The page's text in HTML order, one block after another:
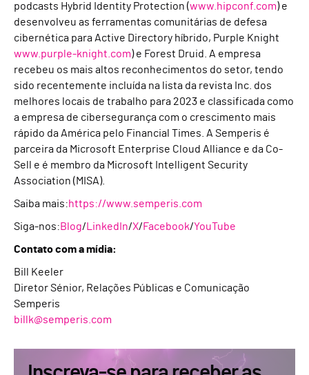
podcasts Hybrid Identity Protection (www.hipconf.com) e
desenvolveu as ferramentas comunitárias de defesa
cibernética para Active Directory híbrido, Purple Knight
www.purple-knight.com) e Forest Druid. A empresa
recebeu os mais altos reconhecimentos do setor, tendo
sido recentemente incluída na lista da revista Inc. dos
melhores locais de trabalho para 2023 e classificada como
a empresa de cibersegurança com o crescimento mais
rápido da América pelo Financial Times. A Semperis é
parceira da Microsoft Enterprise Cloud Alliance e da Co-
Sell e é membro da Microsoft Intelligent Security
Association (MISA).
Saiba mais:https://www.semperis.com
Siga-nos:Blog/ LinkedIn/X/Facebook/YouTube
Contato com a mídia:
Bill Keeler
Diretor Sénior, Relações Públicas e Comunicação
Semperis
billk@semperis.com